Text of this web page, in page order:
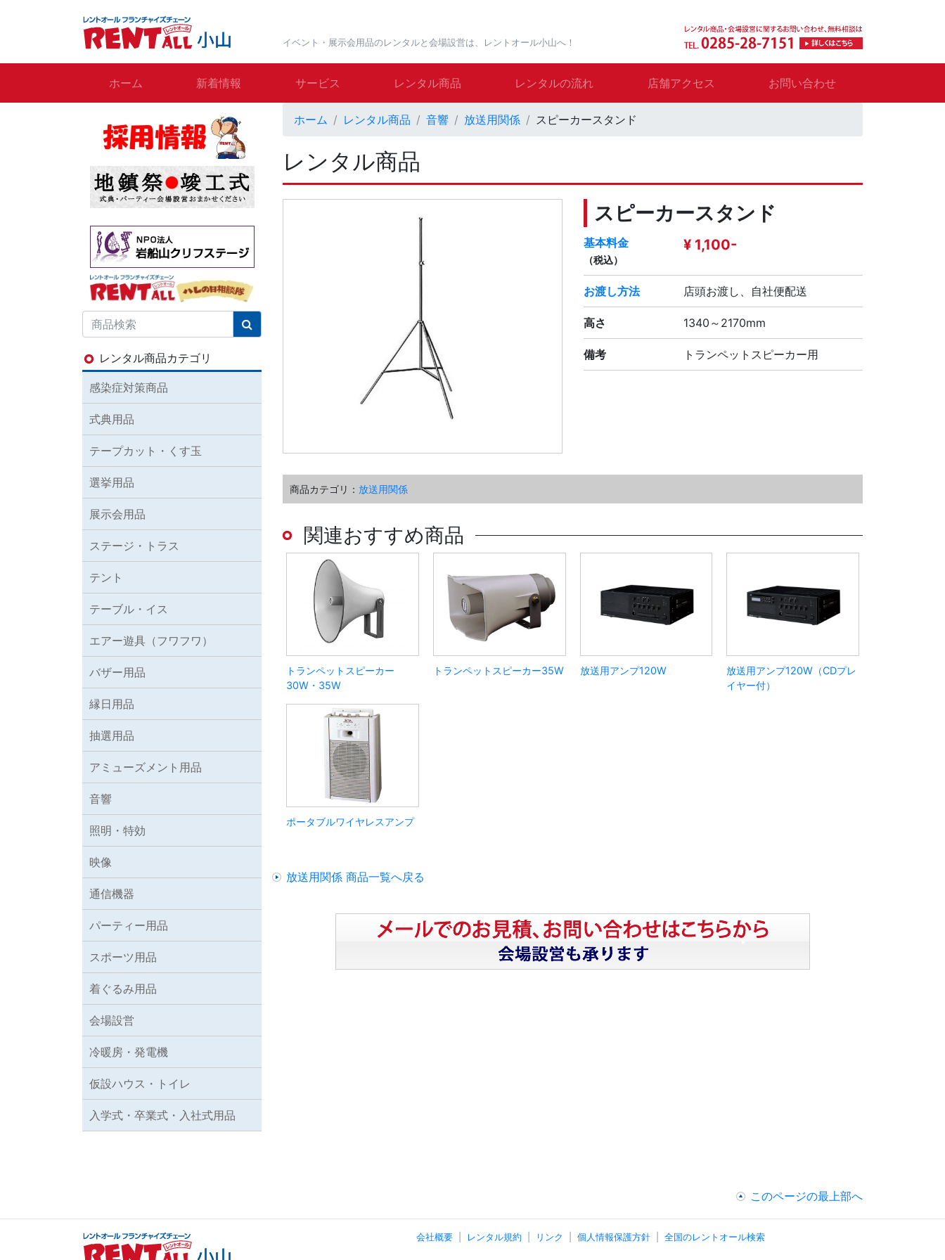
イベント・展示会用品のレンタルと会場設営は、レントオール小山へ！
ホーム 新着情報 サービス レンタル商品 レンタルの流れ 店舗アクセス お問い合わせ
ホーム レンタル商品 音響 放送用関係 スピーカースタンド
レンタル商品
スピーカースタンド
基本料金
（税込）
¥ 1,100-
お渡し方法 店頭お渡し、自社便配送
高さ 1340～2170mm
備考 トランペットスピーカー用
商品カテゴリ： 放送用関係
関連おすすめ商品
トランペットスピーカー
30W・35W
トランペットスピーカー35W 放送用アンプ120W
放送用アンプ120W（CDプレ
イヤー付）
ポータブルワイヤレスアンプ
放送用関係 商品一覧へ戻る
レンタル商品カテゴリ
感染症対策商品
式典用品
テープカット・くす玉
選挙用品
展示会用品
ステージ・トラス
テント
テーブル・イス
エアー遊具（フワフワ）
バザー用品
縁日用品
抽選用品
アミューズメント用品
音響
照明・特効
映像
通信機器
パーティー用品
スポーツ用品
着ぐるみ用品
会場設営
冷暖房・発電機
仮設ハウス・トイレ
入学式・卒業式・入社式用品
このページの最上部へ
会社概要 レンタル規約 リンク 個人情報保護方針 全国のレントオール検索